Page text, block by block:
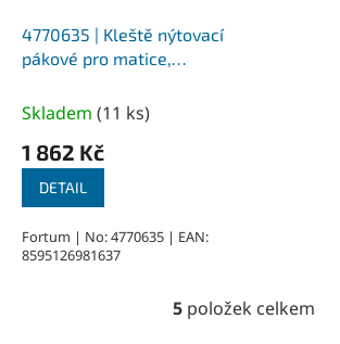
4770635 | Kleště nýtovací
pákové pro matice,
pro matice M3-M4-M6-
M8-M10-M12
Skladem (11 ks)
1 862 Kč
DETAIL
Fortum | No: 4770635 | EAN:
8595126981637
O
5položek celkem